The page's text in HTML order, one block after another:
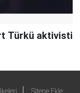
Türkü aktivisti
Sitene Ekle